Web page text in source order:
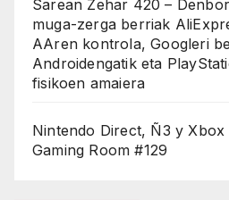
Sarean Zehar 420 –
muga-zerga berriak
AAren kontrola, Googleri
Androidengatik eta
fisikoen amaiera
Nintendo Direct, Ñ3 y Xbox
Gaming Room #129